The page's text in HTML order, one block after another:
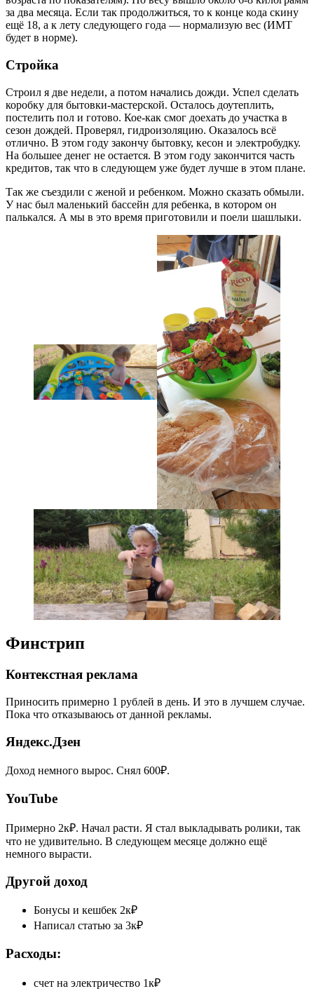
за два месяца. Если так продолжиться, то к конце кода скину
ещё 18, а к лету следующего года — нормализую вес (ИМТ
будет в норме).
Стройка
Строил я две недели, а потом начались дожди. Успел сделать
коробку для бытовки-мастерской. Осталось доутеплить,
постелить пол и готово. Кое-как смог доехать до участка в
сезон дождей. Проверял, гидроизоляцию. Оказалось всё
отлично. В этом году закончу бытовку, кесон и электробудку.
На большее денег не остается. В этом году закончится часть
кредитов, так что в следующем уже будет лучше в этом плане.
Так же съездили с женой и ребенком. Можно сказать обмыли.
У нас был маленький бассейн для ребенка, в котором он
палькался. А мы в это время приготовили и поели шашлыки.
Финстрип
Контекстная реклама
Приносить примерно 1 рублей в день. И это в лучшем случае.
Пока что отказываюсь от данной рекламы.
Яндекс.Дзен
Доход немного вырос. Снял 600₽.
YouTube
Примерно 2к₽. Начал расти. Я стал выкладывать ролики, так
что не удивительно. В следующем месяце должно ещё
немного вырасти.
Другой доход
Бонусы и кешбек 2к₽
Написал статью за 3к₽
Расходы:
счет на электричество 1к₽